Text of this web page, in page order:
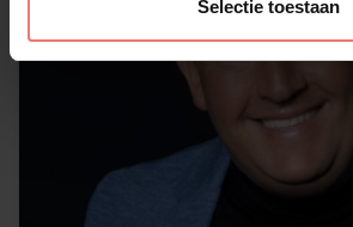
Selectie toestaan